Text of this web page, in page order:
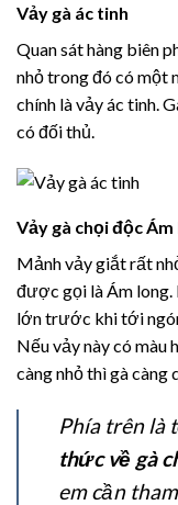
Vảy gà ác tinh
Quan sát hàng biên
nhỏ trong đó có một
chính là vảy ác tinh.
có đối thủ.
Vảy gà chọi độc
Mảnh vảy giắt rất
được gọi là Ám
lớn trước khi tới
Nếu vảy này có màu
càng nhỏ thì gà càng
Phía trên là
thức về gà
em cần